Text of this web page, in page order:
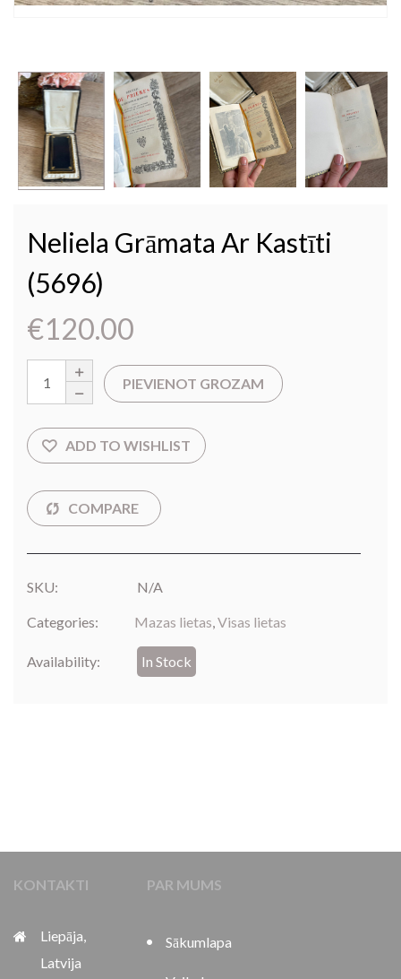
Neliela Grāmata Ar Kastīti
(5696)
€120.00
PIEVIENOT GROZAM
SKU: N/A
Categories: Mazas lietas,Visas lietas
Availability: In Stock
KONTAKTI
Liepāja,
Latvija
PAR MUMS
Sākumlapa